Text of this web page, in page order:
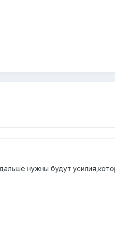
нужны будут